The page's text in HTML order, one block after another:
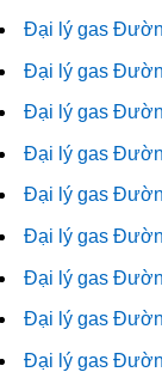
Đại lý gas
Đại lý gas
Đại lý gas
Đại lý gas
Đại lý gas
Đại lý gas
Đại lý gas
Đại lý gas
Đại lý gas